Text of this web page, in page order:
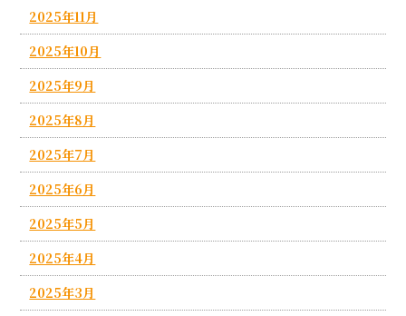
2025年11月
2025年10月
2025年9月
2025年8月
2025年7月
2025年6月
2025年5月
2025年4月
2025年3月